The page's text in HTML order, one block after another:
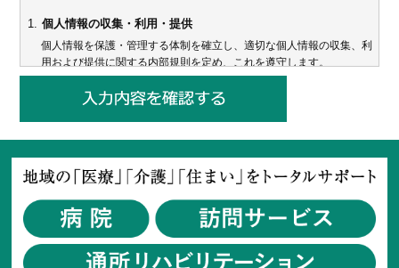
1. 個人情報の収集・利用・提供
個人情報を保護・管理する体制を確立し、適切な個人情報の収集、利
用および提供に関する内部規則を定め、これを遵守します。
個人情報の安全対策
3. 個人情報の確認・訂正・利用停止
求められた場合には、別に定める内部規則により、調査の上適切に対
応します。
4. 個人情報に関する法令・規範の遵守